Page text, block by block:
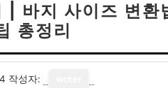
| 바지 사이즈 변환
총정리
작성자: